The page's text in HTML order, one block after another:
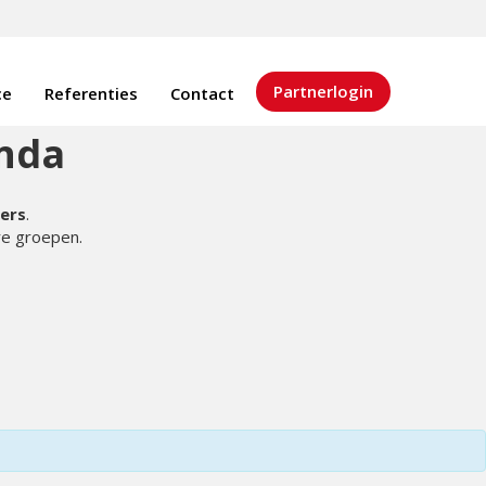
Referenties Contact Partnerlogin
.
groepen.